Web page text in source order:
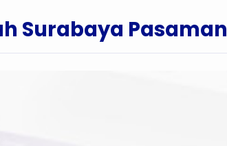
Surabaya Pasaman